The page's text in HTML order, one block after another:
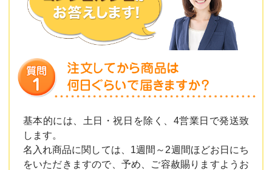
基本的には、土日・祝日を除く、4営業日で発送致
します。
名入れ商品に関しては、1週間～2週間ほどお日にち
をいただきますので、予め、ご容赦賜りますようお